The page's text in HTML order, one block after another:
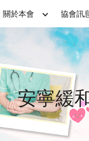
Skip to main content
關於本會 協會訊
安寧緩